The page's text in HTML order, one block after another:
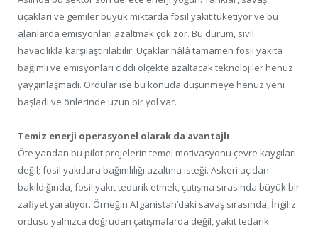
uçakları ve gemiler büyük miktarda fosil yakıt tüketiyor ve bu
alanlarda emisyonları azaltmak çok zor. Bu durum, sivil
havacılıkla karşılaştırılabilir: Uçaklar hâlâ tamamen fosil yakıta
bağımlı ve emisyonları ciddi ölçekte azaltacak teknolojiler henüz
yaygınlaşmadı. Ordular ise bu konuda düşünmeye henüz yeni
başladı ve önlerinde uzun bir yol var.
Temiz enerji operasyonel olarak da avantajlı
Öte yandan bu pilot projelerin temel motivasyonu çevre kaygıları
değil; fosil yakıtlara bağımlılığı azaltma isteği. Askeri açıdan
bakıldığında, fosil yakıt tedarik etmek, çatışma sırasında büyük bir
zafiyet yaratıyor. Örneğin Afganistan’daki savaş sırasında, İngiliz
ordusu yalnızca doğrudan çatışmalarda değil, yakıt tedarik